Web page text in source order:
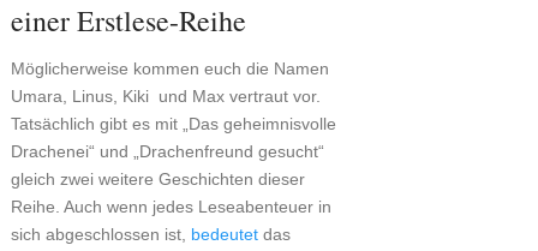
einer Erstlese-Reihe
Möglicherweise kommen euch die Namen
Umara, Linus, Kiki und Max vertraut vor.
Tatsächlich gibt es mit „Das geheimnisvolle
Drachenei“ und „Drachenfreund gesucht“
gleich zwei weitere Geschichten dieser
Reihe. Auch wenn jedes Leseabenteuer in
sich abgeschlossen ist, bedeutetdas